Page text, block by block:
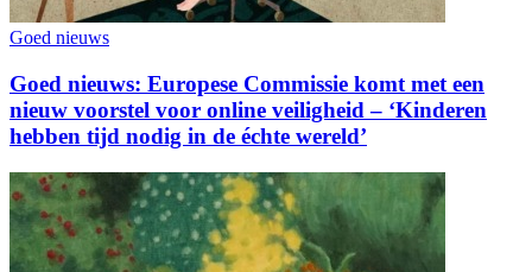
Goed nieuws
Goed nieuws: Europese Commissie komt met een
nieuw voorstel voor online veiligheid – ‘Kinderen
hebben tijd nodig in de échte wereld’